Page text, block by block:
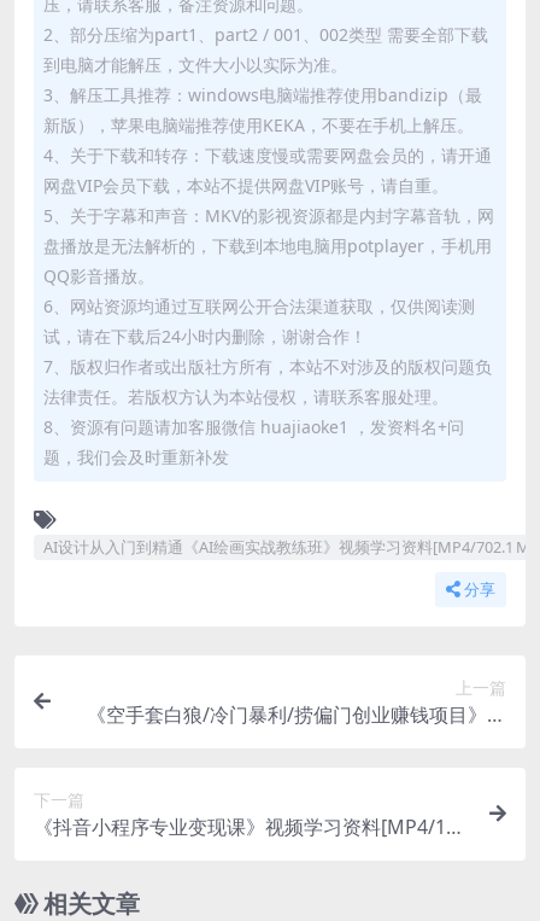
2、部分压缩为part1、part2 / 001、002类型 需要全部下载
到电脑才能解压，文件大小以实际为准。
3、解压工具推荐：windows电脑端推荐使用bandizip（最
新版），苹果电脑端推荐使用KEKA，不要在手机上解压。
4、关于下载和转存：下载速度慢或需要网盘会员的，请开通
网盘VIP会员下载，本站不提供网盘VIP账号，请自重。
5、关于字幕和声音：MKV的影视资源都是内封字幕音轨，网
盘播放是无法解析的，下载到本地电脑用potplayer，手机用
QQ影音播放。
6、网站资源均通过互联网公开合法渠道获取，仅供阅读测
试，请在下载后24小时内删除，谢谢合作！
7、版权归作者或出版社方所有，本站不对涉及的版权问题负
法律责任。若版权方认为本站侵权，请联系客服处理。
8、资源有问题请加客服微信 huajiaoke1 ，发资料名+问
题，我们会及时重新补发
AI设计从入门到精通《AI绘画实战教练班》视频学习资料[MP4/702.1
分享
上一篇
《空手套白狼/冷门暴利/捞偏门创业赚钱项目》学
下一篇
《抖音小程序专业变现课》视频学习资料[MP4/169
相关文章